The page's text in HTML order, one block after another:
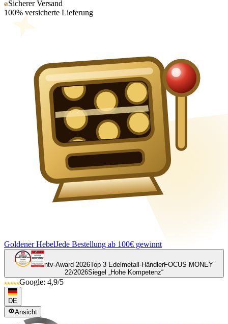
Sicherer Versand
100% versicherte Lieferung
Goldener HebelJede Bestellung ab 100€ gewinnt
ntv-Award 2026Top 3 Edelmetall-HändlerFOCUS MONEY
22/2026Siegel „Hohe Kompetenz“
Google: 4,9/5
DE
Ansicht